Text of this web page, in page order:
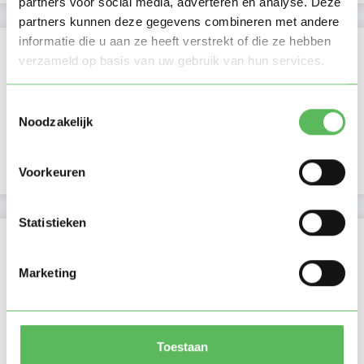
partners kunnen deze gegevens combineren met andere
informatie die u aan ze heeft verstrekt of die ze hebben
verzameld op basis van uw gebruik van hun services.
Noodzakelijk
Voorkeuren
Statistieken
Marketing
Toestaan
Activiteit op Oppasland
Laatste activiteit 14-03-2026
Lid sinds 27-02-2025
Profiel bijgewerkt 14-03-2026
E-mailadres is geverifieerd
Telefoonnummer is geverifieerd
In het bezit van een kinder EHBO certificaat